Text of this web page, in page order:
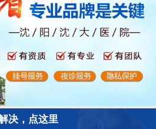
决，点这里